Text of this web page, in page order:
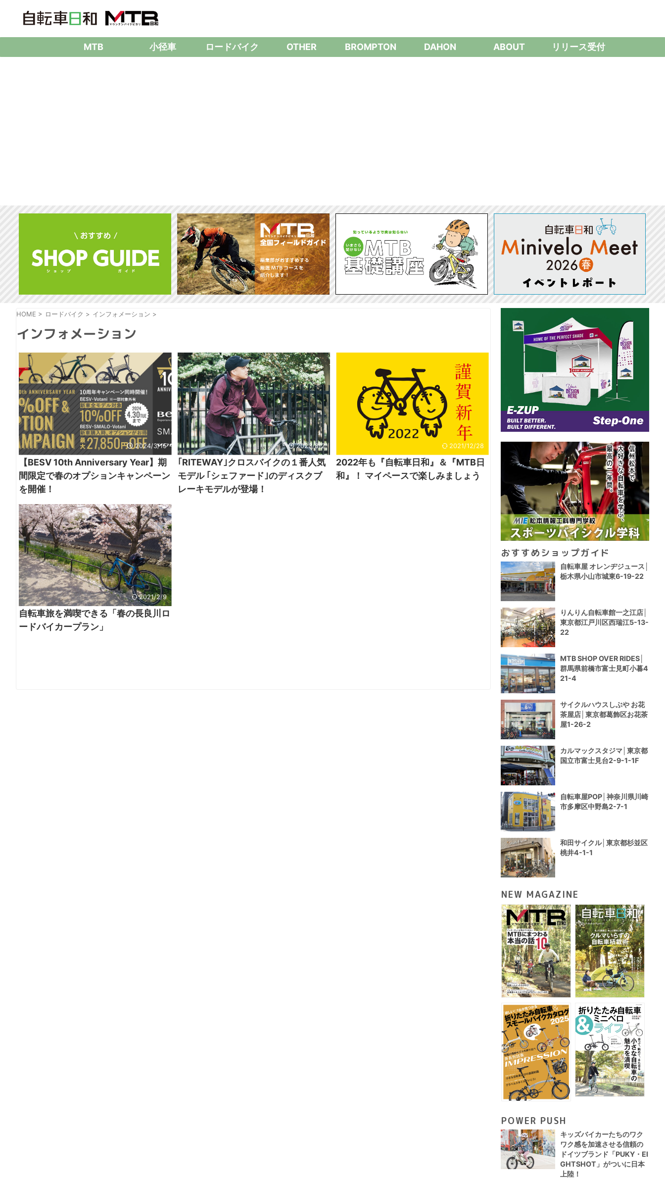
MTB 小径車 ロードバイク OTHER BROMPTON DAHON ABOUT リリース受付
HOME > ロードバイク > インフォメーション >
インフォメーション
2024/3/15
【BESV 10th Anniversary Year】期
間限定で春のオプションキャンペーン
を開催！
2023/8/2
｢RITEWAY｣クロスバイクの１番人気
モデル ｢シェファード｣のディスクブ
レーキモデルが登場！
2021/12/28
2022年も『自転車日和』＆『MTB日
和』！ マイペースで楽しみましょう
2021/2/9
自転車旅を満喫できる「春の⾧良川ロ
ードバイカープラン」
おすすめショップガイド
自転車屋 オレンヂジュース│
栃木県小山市城東6-19-22
りんりん自転車館一之江店│
東京都江戸川区西瑞江5-13-
22
MTB SHOP OVER RIDES│
群馬県前橋市富士見町小暮4
21-4
サイクルハウスしぶや お花
茶屋店│東京都葛飾区お花茶
屋1-26-2
カルマックスタジマ│東京都
国立市富士見台2-9-1-1F
自転車屋POP│神奈川県川崎
市多摩区中野島2-7-1
和田サイクル│東京都杉並区
桃井4-1-1
NEW MAGAZINE
POWER PUSH
キッズバイカーたちのワク
ワク感を加速させる信頼の
ドイツブランド「PUKY・EI
GHTSHOT」がついに日本
上陸！